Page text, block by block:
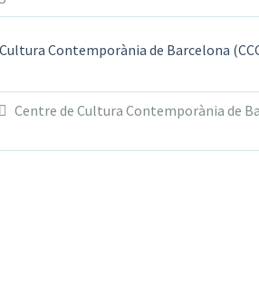
Contemporània de Barcelona
Centre de Cultura Contemporània de